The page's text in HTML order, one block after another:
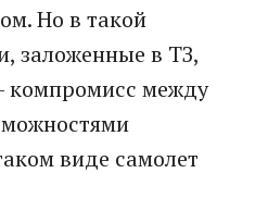
Но в такой
заложенные в ТЗ,
компромисс между
виде самолет